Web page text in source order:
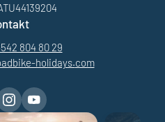
804 80 29
holidays.com